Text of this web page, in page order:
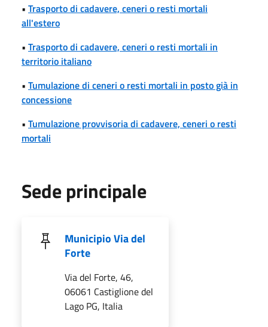
• Trasporto di cadavere, ceneri o resti mortali
all'estero
• Trasporto di cadavere, ceneri o resti mortali in
territorio italiano
• Tumulazione di ceneri o resti mortali in posto già in
concessione
• Tumulazione provvisoria di cadavere, ceneri o resti
mortali
Sede principale
Municipio Via del
Forte
Via del Forte, 46,
06061 Castiglione del
Lago PG, Italia